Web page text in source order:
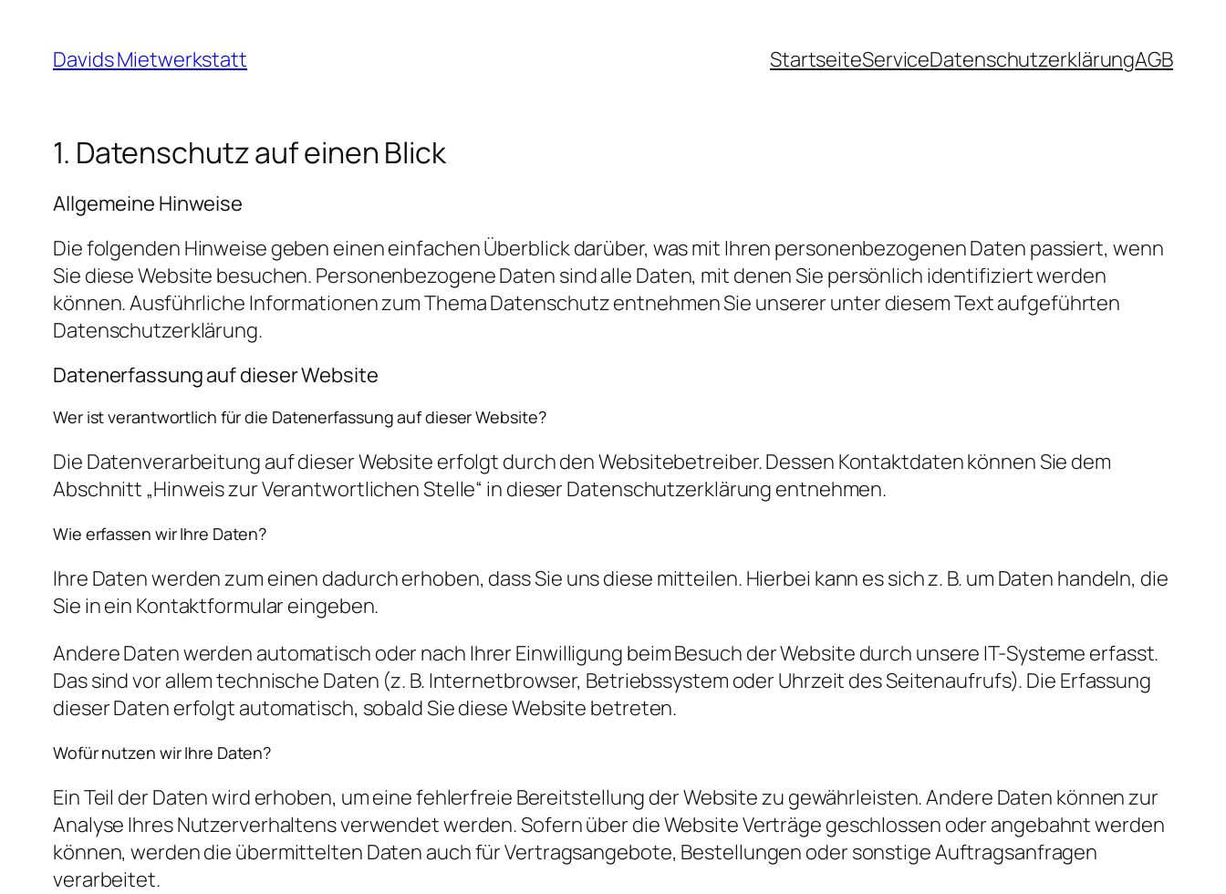
Inhalt
springen
Davids Mietwerkstatt StartseiteServiceDatenschutzerklärungAGB
1. Datenschutz auf einen Blick
Allgemeine Hinweise
Die folgenden Hinweise geben einen einfachen Überblick darüber, was mit Ihren personenbezogenen Daten passiert, wenn
Sie diese Website besuchen. Personenbezogene Daten sind alle Daten, mit denen Sie persönlich identifiziert werden
können. Ausführliche Informationen zum Thema Datenschutz entnehmen Sie unserer unter diesem Text aufgeführten
Datenschutzerklärung.
Datenerfassung auf dieser Website
Wer ist verantwortlich für die Datenerfassung auf dieser Website?
Die Datenverarbeitung auf dieser Website erfolgt durch den Websitebetreiber. Dessen Kontaktdaten können Sie dem
Abschnitt „Hinweis zur Verantwortlichen Stelle“ in dieser Datenschutzerklärung entnehmen.
Wie erfassen wir Ihre Daten?
Ihre Daten werden zum einen dadurch erhoben, dass Sie uns diese mitteilen. Hierbei kann es sich z. B. um Daten handeln, die
Sie in ein Kontaktformular eingeben.
Andere Daten werden automatisch oder nach Ihrer Einwilligung beim Besuch der Website durch unsere IT-Systeme erfasst.
Das sind vor allem technische Daten (z. B. Internetbrowser, Betriebssystem oder Uhrzeit des Seitenaufrufs). Die Erfassung
dieser Daten erfolgt automatisch, sobald Sie diese Website betreten.
Wofür nutzen wir Ihre Daten?
Ein Teil der Daten wird erhoben, um eine fehlerfreie Bereitstellung der Website zu gewährleisten. Andere Daten können zur
Analyse Ihres Nutzerverhaltens verwendet werden. Sofern über die Website Verträge geschlossen oder angebahnt werden
können, werden die übermittelten Daten auch für Vertragsangebote, Bestellungen oder sonstige Auftragsanfragen
verarbeitet.